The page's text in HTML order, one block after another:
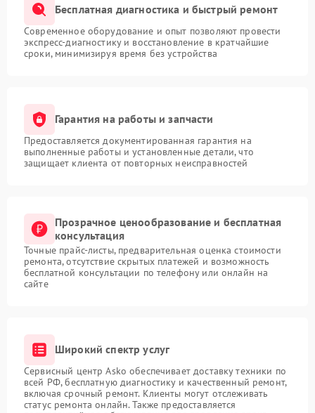
Бесплатная диагностика и быстрый ремонт
Современное оборудование и опыт позволяют провести
экспресс-диагностику и восстановление в кратчайшие
сроки, минимизируя время без устройства
Гарантия на работы и запчасти
Предоставляется документированная гарантия на
выполненные работы и установленные детали, что
защищает клиента от повторных неисправностей
Прозрачное ценообразование и бесплатная
консультация
Точные прайс-листы, предварительная оценка стоимости
ремонта, отсутствие скрытых платежей и возможность
бесплатной консультации по телефону или онлайн на
сайте
Широкий спектр услуг
Сервисный центр Asko обеспечивает доставку техники по
всей РФ, бесплатную диагностику и качественный ремонт,
включая срочный ремонт. Клиенты могут отслеживать
статус ремонта онлайн. Также предоставляется